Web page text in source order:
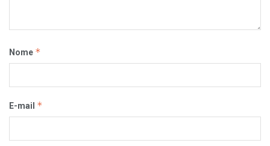
Nome *
E-mail *